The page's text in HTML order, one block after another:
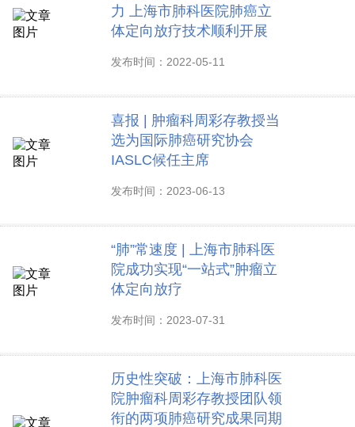
力 上海市肺科医院肺癌立
体定向放疗技术顺利开展
发布时间：2022-05-11
喜报 | 肿瘤科周彩存教授当
选为国际肺癌研究协会
IASLC候任主席
发布时间：2023-06-13
“肺”常速度 | 上海市肺科医
院成功实现“一站式”肿瘤立
体定向放疗
发布时间：2023-07-31
历史性突破：上海市肺科医
院肿瘤科周彩存教授团队领
衔的两项肺癌研究成果同期